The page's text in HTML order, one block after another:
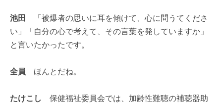
池田
「被爆者の思いに耳を傾けて、心に問うてくださ
い」「自分の心で考えて、その言葉を発していますか」
と言いたかったです。
全員 ほんとだね。
たけこし
保健福祉委員会では、加齢性難聴の補聴器助